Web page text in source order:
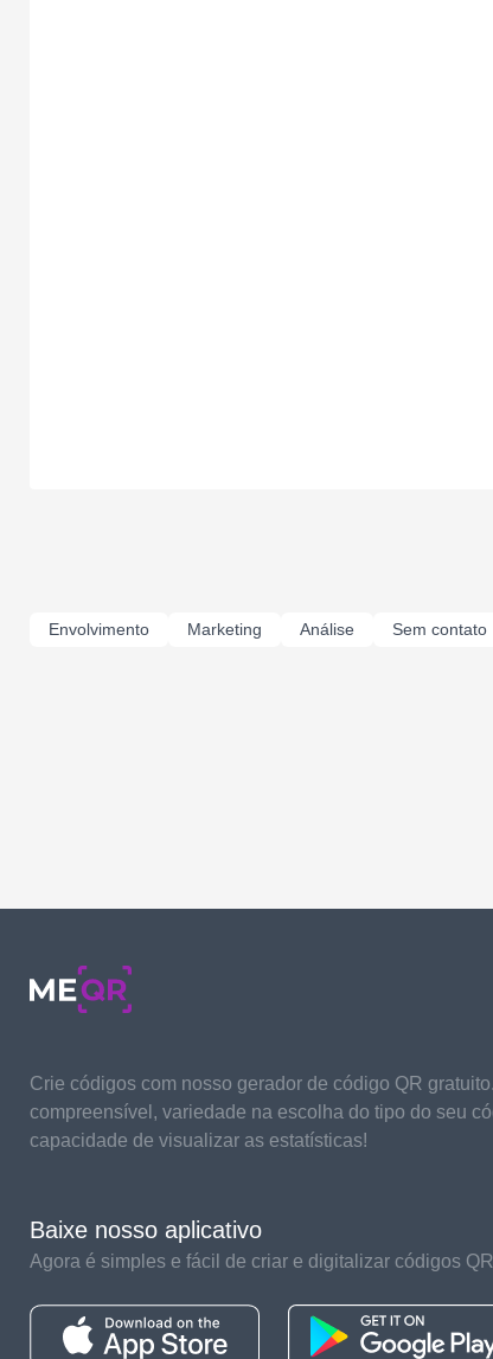
Envolvimento Marketing Análise Sem contato
Crie códigos com nosso gerador de código QR
compreensível, variedade na escolha do tipo do seu
capacidade de visualizar as estatísticas!
Baixe nosso aplicativo
Agora é simples e fácil de criar e digitalizar códigos